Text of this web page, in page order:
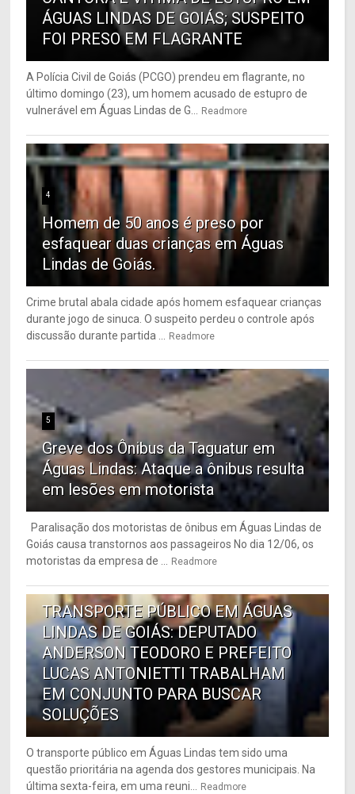
ÁGUAS LINDAS DE GOIÁS; SUSPEITO
FOI PRESO EM FLAGRANTE
A Polícia Civil de Goiás (PCGO) prendeu em flagrante, no
último domingo (23), um homem acusado de estupro de
vulnerável em Águas Lindas de G... Readmore
4
Homem de 50 anos é preso por
esfaquear duas crianças em Águas
Lindas de Goiás.
Crime brutal abala cidade após homem esfaquear crianças
durante jogo de sinuca. O suspeito perdeu o controle após
discussão durante partida ... Readmore
5
Greve dos Ônibus da Taguatur em
Águas Lindas: Ataque a ônibus resulta
em lesões em motorista
Paralisação dos motoristas de ônibus em Águas Lindas de
Goiás causa transtornos aos passageiros No dia 12/06, os
motoristas da empresa de ... Readmore
6
TRANSPORTE PÚBLICO EM ÁGUAS
LINDAS DE GOIÁS: DEPUTADO
ANDERSON TEODORO E PREFEITO
LUCAS ANTONIETTI TRABALHAM
EM CONJUNTO PARA BUSCAR
SOLUÇÕES
O transporte público em Águas Lindas tem sido uma
questão prioritária na agenda dos gestores municipais. Na
última sexta-feira, em uma reuni... Readmore